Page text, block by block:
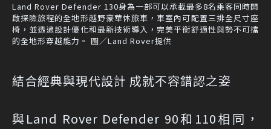
Land Rover Defender 130身為一部可以承載最多8名乘客同時開
啟探險旅程的全地形越野豪華休旅車，車室內可配置三排全尺寸座
椅，並透過設計優化和最新技術導入，完美平衡舒適性與勢不可擋
的全地形穿越能力。 圖／Land Rover提供
結合經典與現代設計 成就不容錯認之姿
與Land Rover Defender 90和110相同，